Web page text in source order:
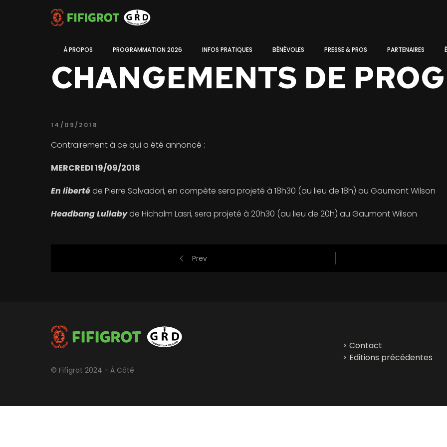
À PROPOS PROGRAMMATION 2026 INFOS PRATIQUES BÉNÉVOLES PRESSE & PROS PARTENAIRES
CHANGEMENTS DE
14/09/2018
Contrairement à ce qui a été annoncé :
MERCREDI 19/09/2018
En libertéde Pierre Salvadori, en compète sera projeté à 18h30 (au lieu de 18h) au Gaumont Wilson
Headbang Lullabyde Hichalm Lasri, sera projeté à 20h30 (au lieu de 20h) au Gaumont Wilson
Prev
© Fifigrot 2024 - À Côté
> Contact
> Editions précédentes